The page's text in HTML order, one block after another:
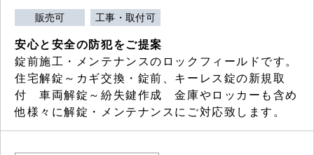
販売可 工事・取付可
安心と安全の防犯をご提案
錠前施工・メンテナンスのロックフィールドです。
住宅解錠～カギ交換・錠前、キーレス錠の新規取
付 車両解錠～紛失鍵作成 金庫やロッカーも含め
他様々に解錠・メンテナンスにご対応致します。